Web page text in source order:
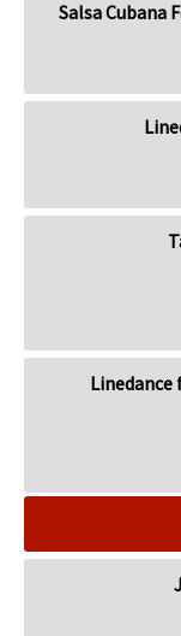
Salsa